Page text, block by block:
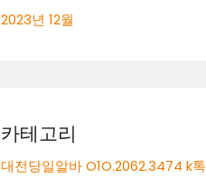
2023년 12월
카테고리
대전당일알바 O1O.2062.3474 k톡